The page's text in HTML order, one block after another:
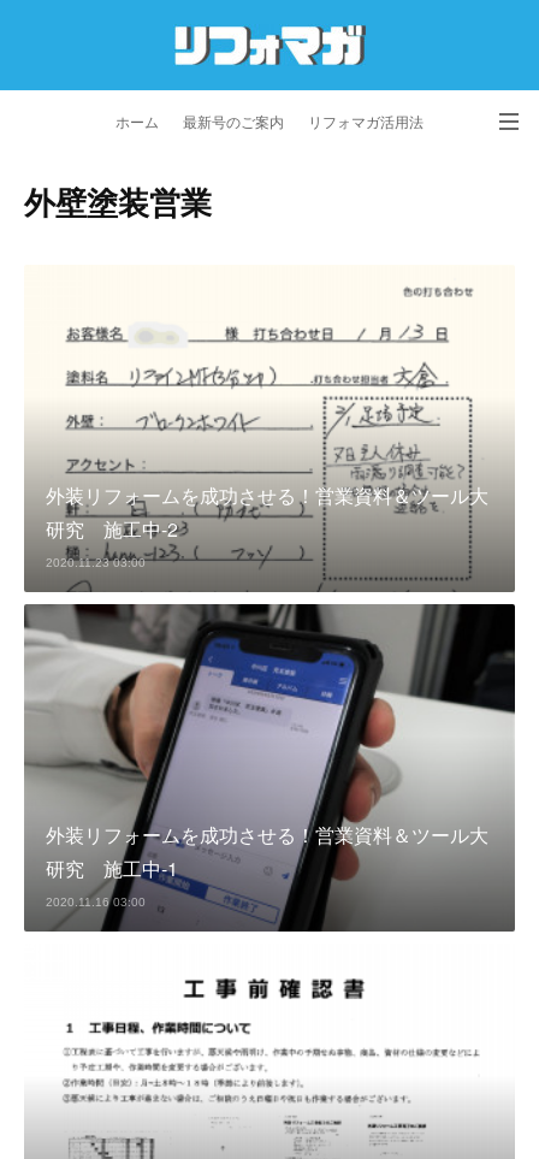
ホーム 最新号のご案内 リフォマガ活用法
お問い合わせ よくあるご質問
外壁塗装営業
外装リフォームを成功させる！営業資料＆ツール大
研究 施工中-2
2020.11.23 03:00
外装リフォームを成功させる！営業資料＆ツール大
研究 施工中-1
2020.11.16 03:00